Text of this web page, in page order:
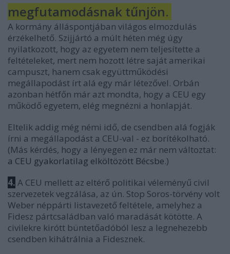
megfutamodásnak tűnjön.
A kormány álláspontjában világos elmozdulás
érzékelhető. Szijjártó a múlt héten még úgy
nyilatkozott, hogy az egyetem nem teljesítette a
feltételeket, mert nem hozott létre saját amerikai
campuszt, hanem csak együttműködési
megállapodást írt alá egy már létezővel. Orbán
azonban hétfőn már azt mondta, hogy a CEU egy
működő egyetem, elég megnézni a honlapját.
Eltelik addig még némi idő, de csendben alá fogják
írni a megállapodást a CEU-val - ez borítékolható.
(Más kérdés, hogy a lényegen ez már nem változtat:
a CEU gyakorlatilag elköltözött Bécsbe.)
4. A CEU mellett az eltérő politikai véleményű civil
szervezetek vegzálása, az ún. Stop Soros-törvény volt
Weber néppárti listavezető feltétele, amelyhez a
Fidesz pártcsaládban való maradását kötötte. A
civilekre kirótt büntetőadóból lesz a legnehezebb
csendben kihátrálnia a Fidesznek.